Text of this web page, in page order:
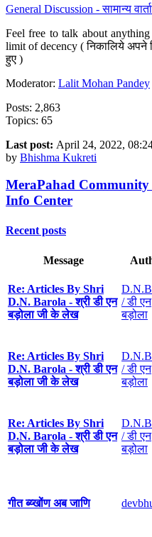
General Discussion - सामान्य
Feel free to talk about
limit of decency ( निकालिये अपने
हुए )
Moderator: Lalit Mohan Pandey
Posts: 2,863
Topics: 65
Last post: April 24, 2022,
by Bhishma Kukreti
MeraPahad
Info Center
Recent posts
Message
Re: Articles By Shri
D.N. Barola - श्री डी एन
बड़ोला जी के लेख
/ डी एन
बड़ोला
Re: Articles By Shri
D.N. Barola - श्री डी एन
बड़ोला जी के लेख
/ डी एन
बड़ोला
Re: Articles By Shri
D.N. Barola - श्री डी एन
बड़ोला जी के लेख
/ डी एन
बड़ोला
गीत ब्य्खोंण अब जाणि